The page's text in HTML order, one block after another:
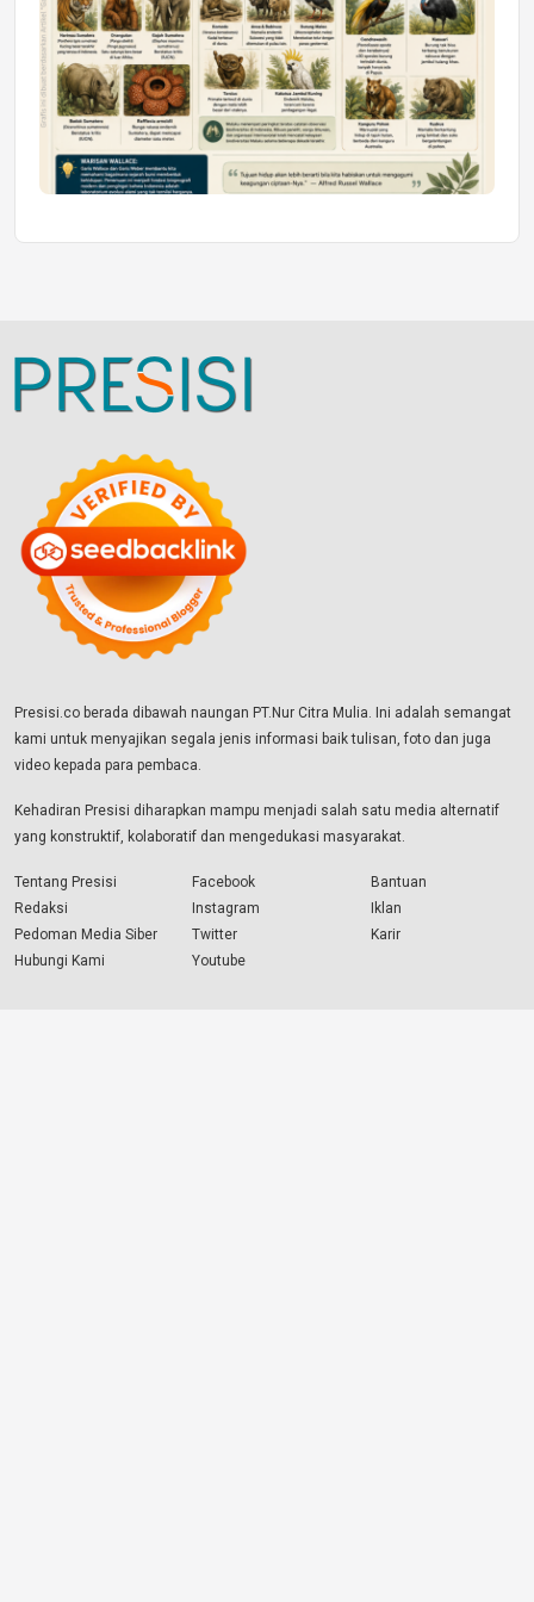
Presisi.co berada dibawah naungan PT.Nur Citra Mulia. Ini adalah semangat
kami untuk menyajikan segala jenis informasi baik tulisan, foto dan juga
video kepada para pembaca.
Kehadiran Presisi diharapkan mampu menjadi salah satu media alternatif
yang konstruktif, kolaboratif dan mengedukasi masyarakat.
Tentang Presisi
Redaksi
Pedoman Media Siber
Hubungi Kami
Facebook
Instagram
Twitter
Youtube
Bantuan
Iklan
Karir